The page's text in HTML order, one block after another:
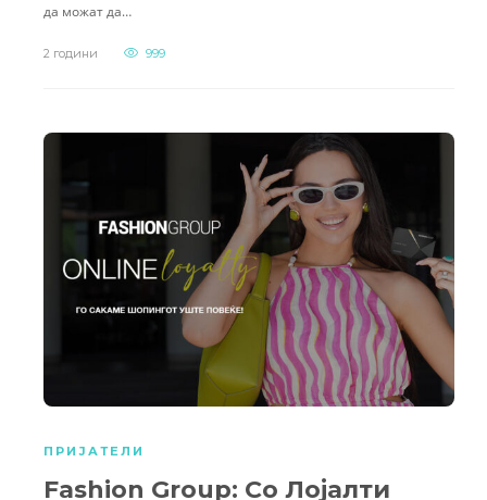
да можат да…
2 години 999
ПРИЈАТЕЛИ
Fashion Group: Со Лојалти